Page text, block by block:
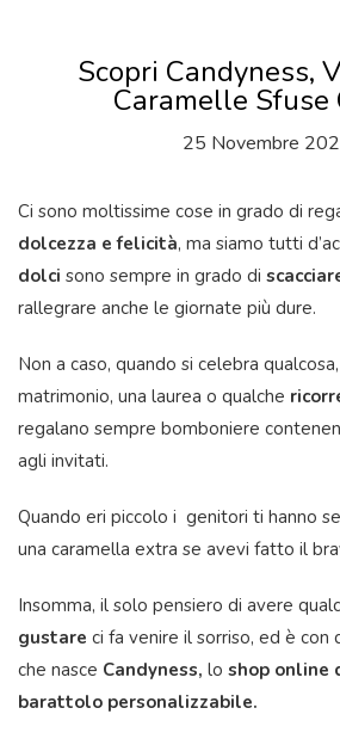
Scopri Candyness,
Caramelle Sfuse
25 Novembre
Ci sono moltissime cose in grado di
dolcezza e felicità, ma siamo tutti
dolci sono sempre in grado di
rallegrare anche le giornate più dure.
Non a caso, quando si celebra
matrimonio, una laurea o qualche
regalano sempre bomboniere
agli invitati.
Quando eri piccolo i genitori ti hanno
una caramella extra se avevi fatto il
Insomma, il solo pensiero di avere
gustare ci fa venire il sorriso, ed è con
che nasce Candyness, lo shop online
barattolo personalizzabile.